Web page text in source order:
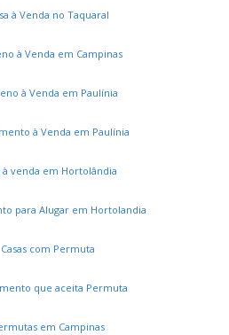
à Venda no Taquaral
à Venda em Campinas
à Venda em Paulínia
à Venda em Paulínia
à venda em Hortolândia
para Alugar em Hortolandia
Casas com Permuta
que aceita Permuta
em Campinas